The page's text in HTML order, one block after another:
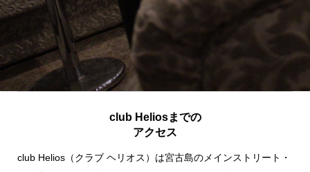
club Heliosまでの
アクセス
club Helios（クラブ ヘリオス）は宮古島のメインストリート・